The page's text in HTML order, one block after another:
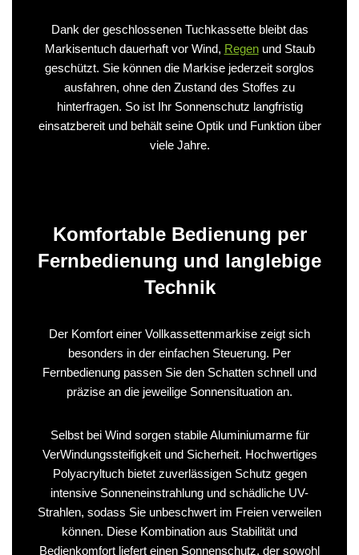
Dank der geschlossenen Tuchkassette bleibt das
Markisentuch dauerhaft vor Wind, Regenund Staub
geschützt. Sie können die Markise jederzeit sorglos
ausfahren, ohne den Zustand des Stoffes zu
hinterfragen. So ist Ihr Sonnenschutz langfristig
einsatzbereit und behält seine Optik und Funktion über
viele Jahre.
Komfortable Bedienung per
Fernbedienung und langlebige
Technik
Der Komfort einer Vollkassettenmarkise zeigt sich
besonders in der einfachen Steuerung. Per
Fernbedienung passen Sie den Schatten schnell und
präzise an die jeweilige Sonnensituation an.
Selbst bei Wind sorgen stabile Aluminiumarme für
VerWindungssteifigkeit und Sicherheit. Hochwertiges
Polyacryltuch bietet zuverlässigen Schutz gegen
intensive Sonneneinstrahlung und schädliche UV-
Strahlen, sodass Sie unbeschwert im Freien verweilen
können. Diese Kombination aus Stabilität und
Bedienkomfort liefert einen Sonnenschutz, der sowohl